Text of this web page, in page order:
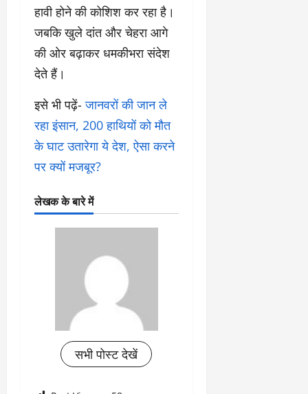
हावी होने की कोशिश कर रहा है।
जबकि खुले दांत और चेहरा आगे
की ओर बढ़ाकर धमकीभरा संदेश
देते हैं।
इसे भी पढ़ें-जानवरों की जान ले
रहा इंसान, 200 हाथियों को मौत
के घाट उतारेगा ये देश, ऐसा करने
पर क्यों मजबूर?
लेखक के बारे में
सभी पोस्ट देखें